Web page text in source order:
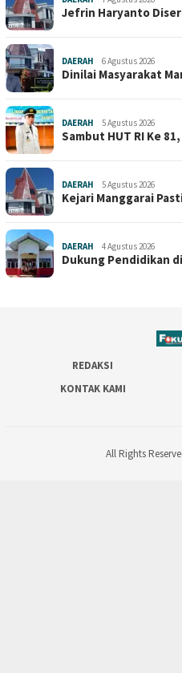
Jefrin Haryanto
DAERAH 6 Agustus 2026
Dinilai Masyarakat
DAERAH 5 Agustus 2026
Sambut HUT RI Ke
DAERAH 5 Agustus 2026
Kejari Manggarai
DAERAH 4 Agustus 2026
Dukung Pendidikan
REDAKSI
KONTAK KAMI
All Rights